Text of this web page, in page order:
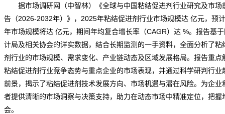
据市场调研网（中智林）《全球与中国粘结促进剂行业研究及市场
告（2026-2032年） 》，2025年粘结促进剂行业市场规模达 亿元，预
年市场规模将达 亿元，期间年均复合增长率（CAGR）达 %。报告基
计局及相关协会的详实数据，结合长期监测的一手资料，全面分析了粘
剂行业的市场规模、需求变化、产业链动态及区域发展格局。报告重点
粘结促进剂行业竞争态势与重点企业的市场表现，并通过科学研判行业
前景，揭示了粘结促进剂技术发展方向、市场机遇与潜在风险。为企业
者提供清晰的市场洞察与决策支持，助力在动态市场中精准定位，把握
会。